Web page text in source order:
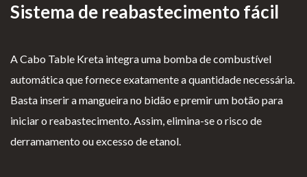
Sistema de reabastecimento fácil
A Cabo Table Kreta integra uma bomba de combustível
automática que fornece exatamente a quantidade necessária.
Basta inserir a mangueira no bidão e premir um botão para
iniciar o reabastecimento. Assim, elimina-se o risco de
derramamento ou excesso de etanol.